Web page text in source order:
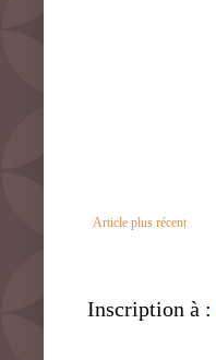
Article plus récent
Inscription à :